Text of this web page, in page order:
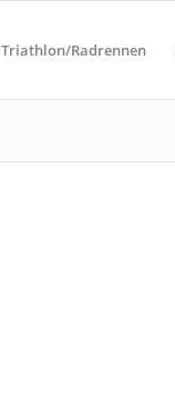
Triathlon/Radrennen